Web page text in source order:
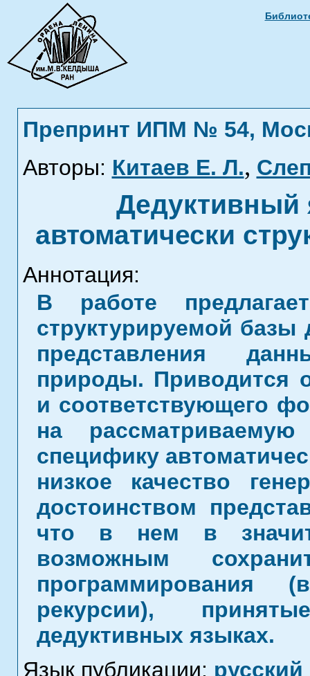
Препринт ИПМ № 54,
Авторы: Китаев Е. Л.,
Дедуктивный
автоматически
Аннотация:
В работе
структурируемой базы
представления
природы. Приводится
и соответствующего
на
специфику
низкое качество
достоинством
что в нем в
возможным
программирования
рекурсии),
дедуктивных языках.
Язык публикации: русский